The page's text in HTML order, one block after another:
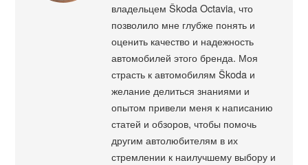
владельцем Škoda Octavia, что
позволило мне глубже понять и
оценить качество и надежность
автомобилей этого бренда. Моя
страсть к автомобилям Škoda и
желание делиться знаниями и
опытом привели меня к написанию
статей и обзоров, чтобы помочь
другим автолюбителям в их
стремлении к наилучшему выбору и